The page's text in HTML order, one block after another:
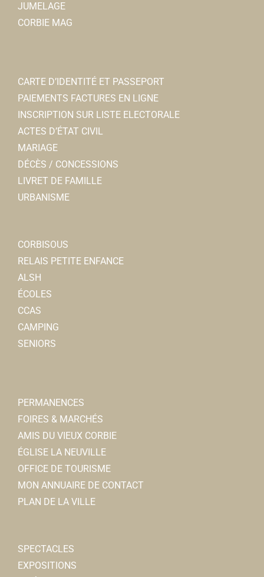
JUMELAGE
CORBIE MAG
CARTE D’IDENTITÉ ET PASSEPORT
PAIEMENTS FACTURES EN LIGNE
INSCRIPTION SUR LISTE ELECTORALE
ACTES D’ÉTAT CIVIL
MARIAGE
DÉCÈS / CONCESSIONS
LIVRET DE FAMILLE
URBANISME
CORBISOUS
RELAIS PETITE ENFANCE
ALSH
ÉCOLES
CCAS
CAMPING
SENIORS
PERMANENCES
FOIRES & MARCHÉS
AMIS DU VIEUX CORBIE
ÉGLISE LA NEUVILLE
OFFICE DE TOURISME
MON ANNUAIRE DE CONTACT
PLAN DE LA VILLE
SPECTACLES
EXPOSITIONS